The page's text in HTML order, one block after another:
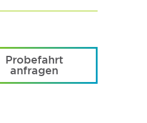
Probefahrt
anfragen